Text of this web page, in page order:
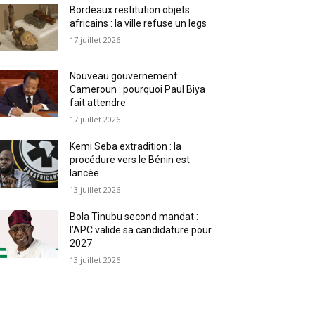
Bordeaux restitution objets
africains : la ville refuse un legs
17 juillet 2026
Nouveau gouvernement
Cameroun : pourquoi Paul Biya
fait attendre
17 juillet 2026
Kemi Seba extradition : la
procédure vers le Bénin est
lancée
13 juillet 2026
Bola Tinubu second mandat :
l’APC valide sa candidature pour
2027
13 juillet 2026